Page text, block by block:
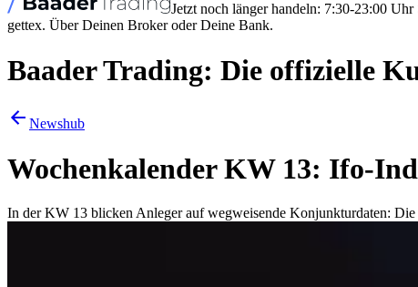
Jetzt noch länger handeln: 7:30-23:00
gettex. Über Deinen Broker oder Deine Bank.
Baader Trading: Die offizielle
Newshub
Wochenkalender KW 13: Ifo-
In der KW 13 blicken Anleger auf wegweisende Konjunkturdaten: